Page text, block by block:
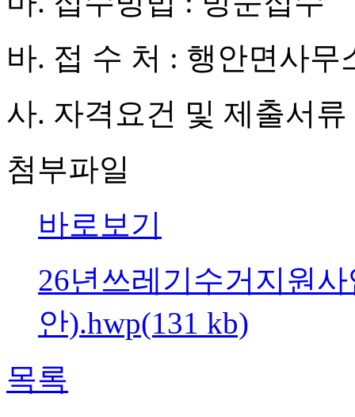
바. 접 수 처 : 행안면사무
사. 자격요건 및 제출서
첨부파일
바로보기
26년쓰레기수거지원
안).hwp(131 kb)
목록